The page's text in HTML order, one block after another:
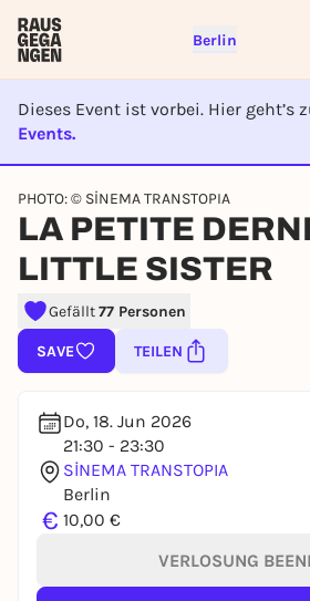
Berlin
Dieses Event ist vorbei. Hier geht’s
Events.
EVENT IST
PHOTO: © SİNEMA TRANSTOPIA
LA PETITE
LITTLE SISTER
Gefällt77 Personen
SAVE TEILEN
Do, 18. Jun 2026
21:30 - 23:30
SİNEMA TRANSTOPIA
Berlin
€ 10,00 €
VERLOSUNG
Sign up for free and
right away
lotteries, you need a free
REGISTER FOR FREE
You already have an account?